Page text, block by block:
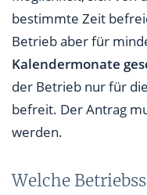
bestimmte Zeit
Betrieb aber für
Kalendermonate
der Betrieb nur für
befreit. Der Antrag
werden.
Welche